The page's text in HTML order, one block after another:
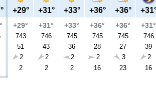
+29°
+29°
743
51
2
2
+31°
+31°
746
43
2
2
+33°
+33°
745
36
2
2
+36°
+36°
745
28
2
16
+36°
+36°
745
27
3
23
+31°
746
39
2
16